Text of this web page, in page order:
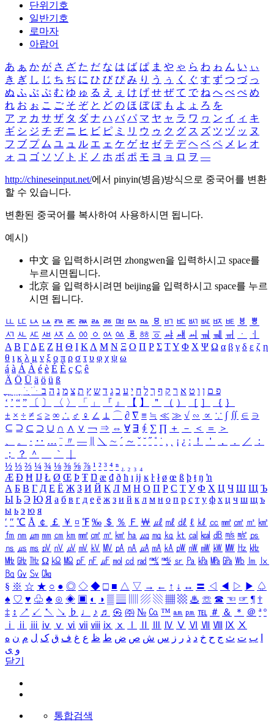
단위기호
일반기호
로마자
아랍어
あ ぁ か が さ ざ た だ な は ば ぱ ま や ゃ ら わ ゎ ん い ぃ
き ぎ し じ ち ぢ に ひ び ぴ み り う ぅ く ぐ す ず つ づ っ
ぬ ふ ぶ ぷ む ゆ ゅ る え ぇ け げ せ ぜ て で ね へ べ ぺ め
れ お ぉ こ ご そ ぞ と ど の ほ ぼ ぽ も よ ょ ろ を
ア ァ カ サ ザ タ ダ ナ ハ バ パ マ ヤ ャ ラ ワ ヮ ン イ ィ キ
ギ シ ジ チ ヂ ニ ヒ ビ ピ ミ リ ウ ゥ ク グ ス ズ ツ ヅ ッ ヌ
フ ブ プ ム ユ ュ ル エ ェ ケ ゲ セ ゼ テ デ ヘ ベ ペ メ レ オ
ォ コ ゴ ソ ゾ ト ド ノ ホ ボ ポ モ ヨ ョ ロ ヲ ―
http://chineseinput.net/에서 pinyin(병음)방식으로 중국어를 변환
할 수 있습니다.
변환된 중국어를 복사하여 사용하시면 됩니다.
예시)
中文 을 입력하시려면 zhongwen을 입력하시고 space를
누르시면됩니다.
北京 을 입력하시려면 beijing을 입력하시고 space를 누르
시면 됩니다.
ㅥ ㅦ ㅧ ㅨ ㅩ ㅪ ㅫ ㅬ ㅭ ㅮ ㅯ ㅰ ㅱ ㅲ ㅳ ㅴ ㅵ ㅶ ㅷ ㅸ
ㅹ
ㅺ ㅻ ㅼ ㅽ ㅾ ㅿ ㆀ ㆁ ㆂ ㆃ ㆄ ㆅ ㆆ ㆇ ㆈ ㆉ ㆊ ㆋ ㆌ ㆍ
ㆎ
Α Β ΓΔ Ε Ζ Η Θ Ι ΚΛ Μ Ν Ξ Ο Π Ρ Σ ΤΥ Φ Χ Ψ Ω α β γ δ ε ζ η
θ ι κ λ μ ν ξ ο π ρ σ τ υ φ χ ψ ω
á à Á À é è É È ç Ç ê
Ä Ö Ü ä ö ü ß
ִֶֹ ֻּ ׁׂ פ ם ן ו ט א ר ק ף ך ל ח י ע כ ג ד ש ץ ת צ מ נ ה ב
‘ ’ “ ” 〔 〕 〈 〉 「 」 『 』 【 】 ＂ （ ） ［ ］ ｛ ｝
± × ÷ ≠ ≤ ≥ ∞ ∴ ♂ ♀ ∠ ⊥ ⌒ ∂ ∇ ≡ ≒ ≪ ≫ √ ∽ ∝ ∵ ∫ ∬ ∈ ∋
⊆ ⊇ ⊂ ⊃ ∪ ∩ ∧ ∨ ￢ ⇒ ⇔ ∀ ∃ ∮ ∑ ∏ ＋ － ＜ ＝
＞
、
。 · ‥ … ¨ 〃 ― ＼ ∼ ´ ～ ˇ ˘ ˝ ˚ ˙ ¸ ¡ ¿ ː ！ ＇ ， ． ／
：
；
？ ＾ ｀
½ ⅓ ⅔ ¼ ¾ ⅛ ⅜ ⅝ ⅞ ¹ ² ³ ⁴ ⁿ ₁ ₂ ₃ ₄
Æ Ð Ħ Ĳ Ł Ø Œ Þ Ŧ Ŋ æ đ ð ħ ı ĳ ĸ ŀ ł ø œ ß þ ŧ ŋ ŉ
А Б В Г Д Е Ё Ж З И Й К Л М Н О П Р С Т У Ф Х Ц Ч Ш Щ Ъ
Ы Ь Э Ю Я а б в г д е ё ж з и й к л м н о п р с т у ф х ц ч ш щ ъ
ы ь э ю я
′ ″ ℃ Å ￠ ￡ ￥ ¤ ℉ ‰ ＄ ％ Ｆ ￦ ㎕ ㎖ ㎗ ℓ ㎘ ㏄ ㎣ ㎤ ㎥ ㎦
㎙ ㎚ ㎛ ㎜ ㎝ ㎞ ㎟ ㎠ ㎡ ㎢ ㏊ ㎍ ㎎ ㎏ ㏏ ㎈ ㎉ ㏈ ㎧ ㎨ ㎰
㎱ ㎲ ㎳ ㎴ ㎵ ㎶ ㎷ ㎸ ㎹ ㎀ ㎁ ㎂ ㎃ ㎄ ㎺ ㎻ ㎽ ㎾ ㎿ ㎐ ㎑
㎒ ㎓ ㎔ Ω ㏀ ㏁ ㎊ ㎋ ㎌ ㏖ ㏅ ㎭ ㎮ ㎯ ㏛ ㎩ ㎪ ㎫ ㎬ ㏝ ㏐
㏓
㏃ ㏉ ㏜ ㏆
§ ※ ☆ ★ ○ ● ◎ ◇ ◆ □ ■ △ ▽ → ← ↑ ↓ ↔ 〓 ◁ ◀ ▷ ▶ ♤
♠ ♡ ♥ ♧ ♣ ⊙ ◈ ▣ ◐ ◑ ▒ ▤ ▨ ▧ ▦ ▩ ♨ ☏ ☎ ☜ ☞ ¶ †
‡ ↕ ↗ ↙ ↖ ↘ ♭ ♩ ♪ ♬ ㉿ ㈜ № ㏇ ™ ㏂ ㏘ ℡ ＃ ＆ ＊ ＠ ª º
ⅰ
ⅱ ⅲ ⅳ ⅴ ⅵ ⅶ ⅷ ⅸ ⅹ Ⅳ Ⅴ Ⅵ Ⅶ Ⅷ Ⅸ Ⅹ
ب ت ث ج ح خ د ذ ر ز س ش ص ض ط ظ ع غ ف ق ک ل م ن ه
و ی
닫기
통합검색